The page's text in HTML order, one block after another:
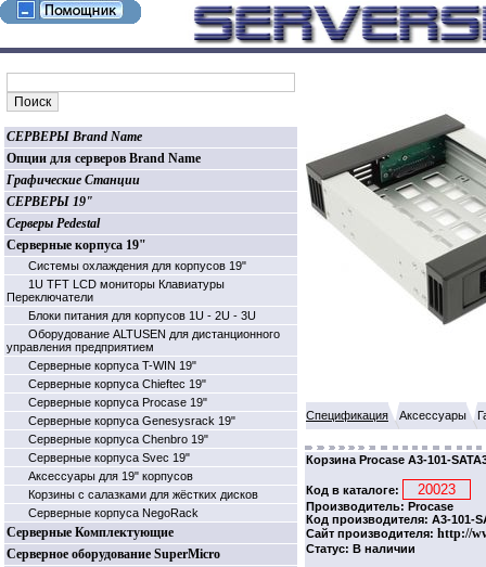
СЕРВЕРЫ Brand Name
Опции для серверов Brand Name
Графические Станции
СЕРВЕРЫ 19"
Серверы Pedestal
Серверные корпуса 19"
Системы охлаждения для корпусов 19"
1U TFT LCD мониторы Клавиатуры
Переключатели
Блоки питания для корпусов 1U - 2U - 3U
Оборудование ALTUSEN для дистанционного
управления предприятием
Серверные корпуса T-WIN 19"
Серверные корпуса Chieftec 19"
Серверные корпуса Procase 19"
Серверные корпуса Genesysrack 19"
Серверные корпуса Сhenbro 19"
Серверные корпуса Svec 19"
Аксессуары для 19" корпусов
Корзины c салазками для жёстких дисков
Серверные корпуса NegoRack
Серверные Комплектующие
Серверное оборудование SuperMicro
Спецификация Аксессуары
Корзина Procase A3-101-
Код в каталоге:
Производитель: Procase
Код производителя: A3-101-
Сайт производителя: http://
Статус: В наличии